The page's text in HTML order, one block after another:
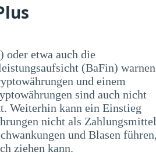
oder etwa auch die
(BaFin) warnen
und einem
sind auch nicht
Weiterhin kann ein Einstieg
nicht als Zahlungsmittel
ziehen kann.